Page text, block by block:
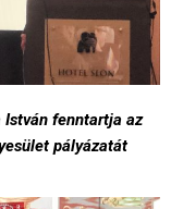
fenntartja az
pályázatát